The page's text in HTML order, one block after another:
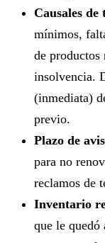
Causales
mínimos,
de productos
insolvencia.
(inmediata)
previo.
Plazo de
para no
reclamos de
Inventario
que le